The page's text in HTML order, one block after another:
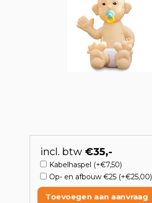
incl. btw €35,-
Kabelhaspel (+€7,50)
Op- en afbouw €25 (+€25,00)
Toevoegen aan aanvraag